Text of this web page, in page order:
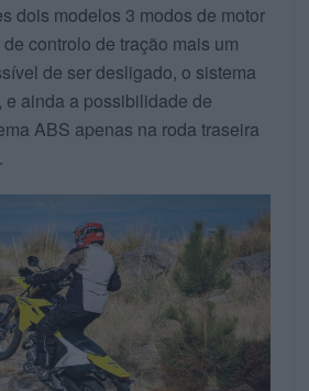
dois modelos 3 modos de motor
controlo de tração mais um
de ser desligado, o sistema
e ainda a possibilidade de
ABS apenas na roda traseira